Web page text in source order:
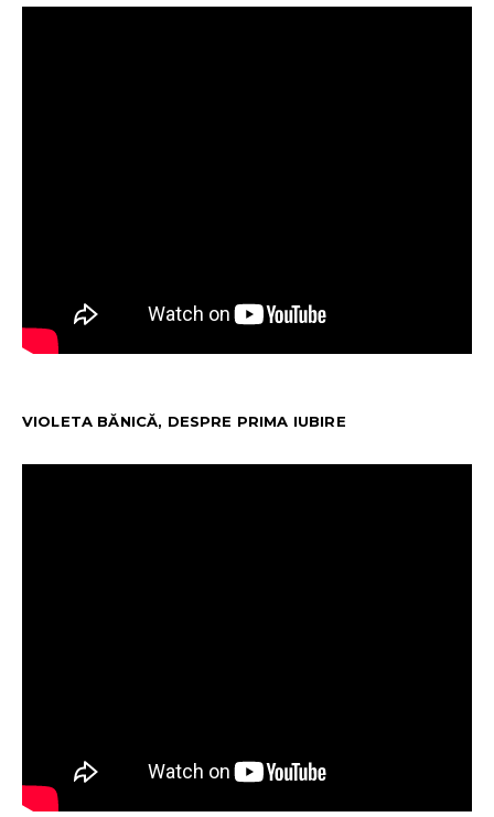
VIOLETA BĂNICĂ, DESPRE PRIMA IUBIRE